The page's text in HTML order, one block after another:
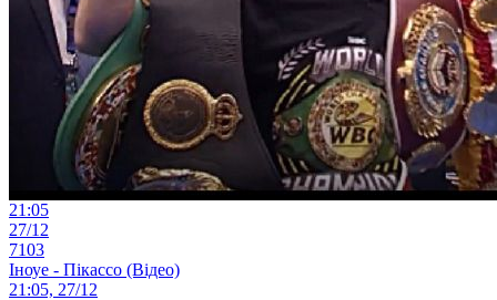
21:05
27/12
7103
Іноуе - Пікассо (Відео)
21:05, 27/12